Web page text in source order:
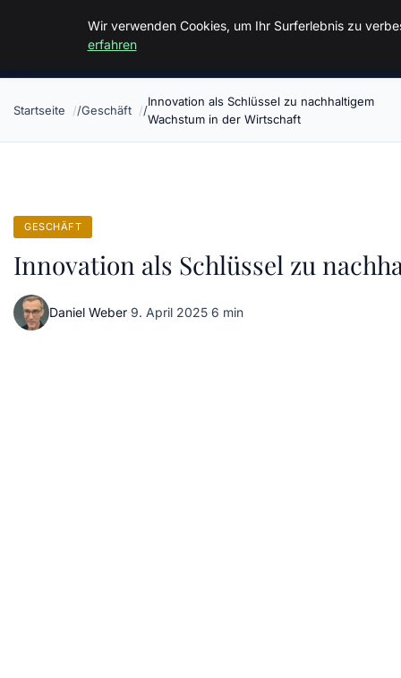
Malzminden
Startseite Geschäft
Innovation als Schlüssel zu nachhaltigem
Wachstum in der Wirtschaft
GESCHÄFT
Innovation als Schlüssel zu
Daniel Weber·9. April 2025·6 min
Wir verwenden Cookies, um Ihr Surferlebnis zu
erfahren